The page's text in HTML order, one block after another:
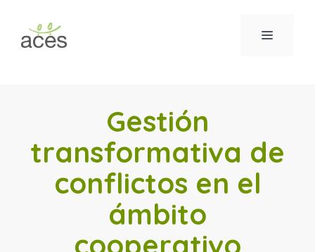
contenido
MENÚ
Gestión
transformativa de
conflictos en el
ámbito
cooperativo